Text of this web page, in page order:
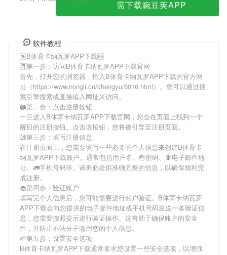
需下载豌豆荚APP
软件教程
🆖B体育卡纳瓦罗APP下载🆖
🈷第一步：访问B体育卡纳瓦罗APP下载官网
首先，打开您的浏览器，输入B体育卡纳瓦罗APP下载的官方网
址（https://www.nongli.cn/chengyu/6016.html）。您可以通过搜
索引擎搜索或直接输入网址来访问。
🖨第二步：点击注册按钮
一旦进入B体育卡纳瓦罗APP下载官网，您会在页面上找到一个
醒目的注册按钮。点击该按钮，您将被引导至注册页面。
💽第三步：填写注册信息
在注册页面上，您需要填写一些必要的个人信息来创建B体育卡
纳瓦罗APP下载账户。通常包括用户名、🍟密码、🐜电子邮件地
址、🚛手机号码等。请务必提供准确完整的信息，以确保顺利完
成注册。
🧁第四步：验证账户
填写完个人信息后，您可能需要进行账户验证。B体育卡纳瓦罗
APP下载会向您提供的电子邮件地址或手机号码发送一条验证信
息，您需要按照提示进行验证操作。这有助于确保账户的安全
性，并防止不法分子滥用您的个人信息。
🌱第五步：设置安全选项
B体育卡纳瓦罗APP下载通常要求您设置一些安全选项，以增强